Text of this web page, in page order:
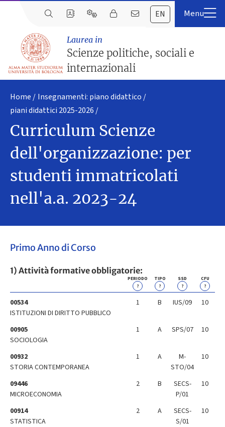
EN
Laurea in
Scienze politiche, sociali e
internazionali
Home
Insegnamenti: piano didattico
piani didattici 2025-2026
Curriculum Scienze
dell'organizzazione: per
studenti immatricolati
nell'a.a. 2023-24
Primo Anno di Corso
1) Attività formative obbligatorie:
PERIODO
?
TIPO
?
SSD
?
CFU
?
00534
ISTITUZIONI DI DIRITTO PUBBLICO
1 B IUS/09 10
00905
SOCIOLOGIA
1 A SPS/07 10
00932
STORIA CONTEMPORANEA
1 A
M-
STO/04
10
09446
MICROECONOMIA
2 B
SECS-
P/01
10
00914
STATISTICA
2 A
SECS-
S/01
10